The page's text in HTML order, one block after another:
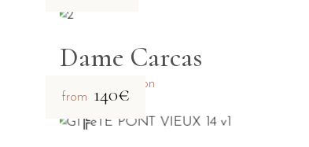
Dame Carcas
1-2 person
from 140€